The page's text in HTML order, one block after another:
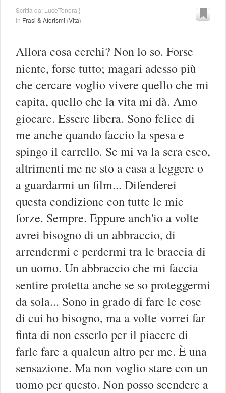
Scritta da: LuceTenera.}
in Frasi & Aforismi (Vita)
Allora cosa cerchi? Non lo so. Forse
niente, forse tutto; magari adesso più
che cercare voglio vivere quello che mi
capita, quello che la vita mi dà. Amo
giocare. Essere libera. Sono felice di
me anche quando faccio la spesa e
spingo il carrello. Se mi va la sera esco,
altrimenti me ne sto a casa a leggere o
a guardarmi un film... Difenderei
questa condizione con tutte le mie
forze. Sempre. Eppure anch'io a volte
avrei bisogno di un abbraccio, di
arrendermi e perdermi tra le braccia di
un uomo. Un abbraccio che mi faccia
sentire protetta anche se so proteggermi
da sola... Sono in grado di fare le cose
di cui ho bisogno, ma a volte vorrei far
finta di non esserlo per il piacere di
farle fare a qualcun altro per me. È una
sensazione. Ma non voglio stare con un
uomo per questo. Non posso scendere a